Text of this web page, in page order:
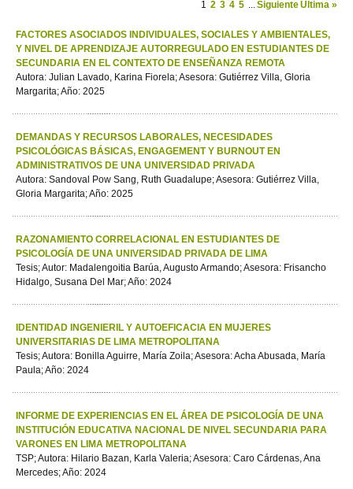
1 2 3 4 5 ...SiguienteÚltima »
FACTORES ASOCIADOS INDIVIDUALES, SOCIALES Y AMBIENTALES,
Y NIVEL DE APRENDIZAJE AUTORREGULADO EN ESTUDIANTES DE
SECUNDARIA EN EL CONTEXTO DE ENSEÑANZA REMOTA
Autora: Julian Lavado, Karina Fiorela; Asesora: Gutiérrez Villa, Gloria
Margarita; Año: 2025
DEMANDAS Y RECURSOS LABORALES, NECESIDADES
PSICOLÓGICAS BÁSICAS, ENGAGEMENT Y BURNOUT EN
ADMINISTRATIVOS DE UNA UNIVERSIDAD PRIVADA
Autora: Sandoval Pow Sang, Ruth Guadalupe; Asesora: Gutiérrez Villa,
Gloria Margarita; Año: 2025
RAZONAMIENTO CORRELACIONAL EN ESTUDIANTES DE
PSICOLOGÍA DE UNA UNIVERSIDAD PRIVADA DE LIMA
Tesis; Autor: Madalengoitia Barúa, Augusto Armando; Asesora: Frisancho
Hidalgo, Susana Del Mar; Año: 2024
IDENTIDAD INGENIERIL Y AUTOEFICACIA EN MUJERES
UNIVERSITARIAS DE LIMA METROPOLITANA
Tesis; Autora: Bonilla Aguirre, María Zoila; Asesora: Acha Abusada, María
Paula; Año: 2024
INFORME DE EXPERIENCIAS EN EL ÁREA DE PSICOLOGÍA DE UNA
INSTITUCIÓN EDUCATIVA NACIONAL DE NIVEL SECUNDARIA PARA
VARONES EN LIMA METROPOLITANA
TSP; Autora: Hilario Bazan, Karla Valeria; Asesora: Caro Cárdenas, Ana
Mercedes; Año: 2024